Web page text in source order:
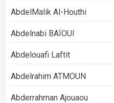
AbdelMalik Al-Houthi
Abdelnabi BAÏOUI
Abdelouafi Laftit
Abdelrahim ATMOUN
Abderrahman Ajouaou